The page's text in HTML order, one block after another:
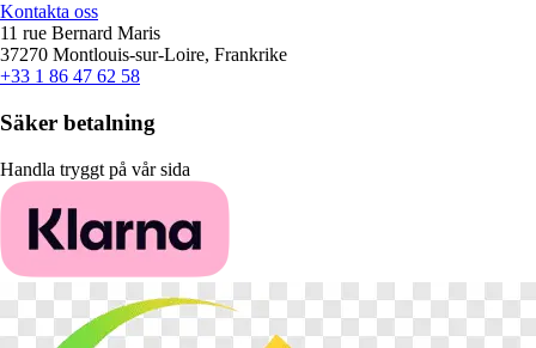
Kontakta oss
11 rue Bernard Maris
37270 Montlouis-sur-Loire, Frankrike
+33 1 86 47 62 58
Säker betalning
Handla tryggt på vår sida